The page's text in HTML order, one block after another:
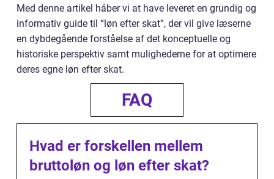
Med denne artikel håber vi at have leveret en grundig og
informativ guide til “løn efter skat”, der vil give læserne
en dybdegående forståelse af det konceptuelle og
historiske perspektiv samt mulighederne for at optimere
deres egne løn efter skat.
FAQ
Hvad er forskellen mellem
bruttoløn og løn efter skat?